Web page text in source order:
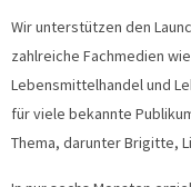
Wir unterstützen den
zahlreiche Fachmedien
Lebensmittelhandel und
für viele bekannte
Thema, darunter Brigitte,